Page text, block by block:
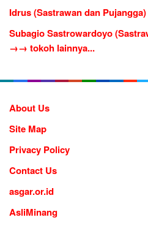
Idrus (Sastrawan dan Pujangga)
Subagio Sastrowardoyo
→→ tokoh lainnya...
About Us
Site Map
Privacy Policy
Contact Us
asgar.or.id
AsliMinang